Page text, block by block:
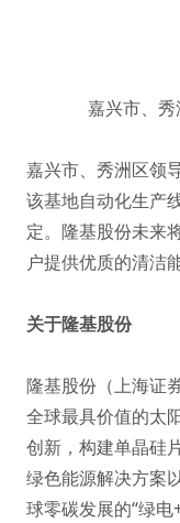
嘉兴市、
嘉兴市、秀洲区领
该基地自动化生产
定。隆基股份未来
户提供优质的清洁能
关于隆基股份
隆基股份（上海证
全球最具价值的太
创新，构建单晶硅
绿色能源解决方案
球零碳发展的“绿